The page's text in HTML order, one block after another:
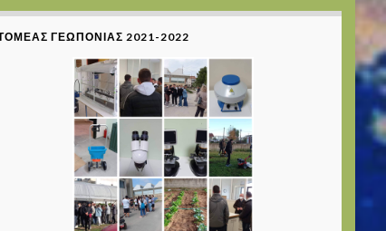
ΓΕΩΠΟΝΊΑΣ 2021-2022